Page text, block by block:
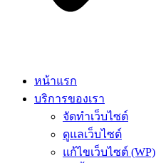
หน้าแรก
บริการของเรา
จัดทำเว็บไซต์
ดูแลเว็บไซต์
แก้ไขเว็บไซต์ (WP)